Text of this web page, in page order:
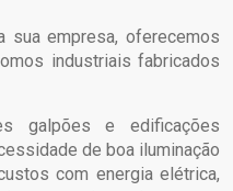
sua empresa, oferecemos
industriais fabricados
galpões e edificações
de boa iluminação
com energia elétrica,